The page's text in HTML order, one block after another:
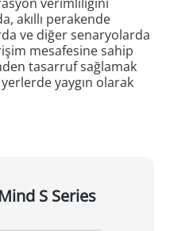
verimliliğini
akıllı perakende
ve diğer senaryolarda
mesafesine sahip
tasarruf sağlamak
yaygın olarak
S Series